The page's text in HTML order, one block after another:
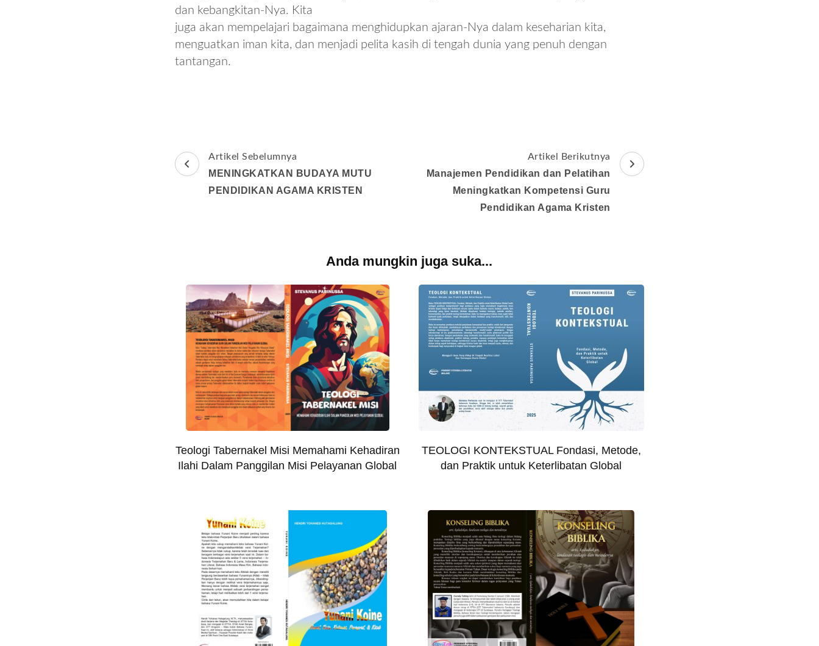
dan kebangkitan-Nya. Kita
juga akan mempelajari bagaimana menghidupkan ajaran-Nya dalam keseharian kita,
menguatkan iman kita, dan menjadi pelita kasih di tengah dunia yang penuh dengan
tantangan.
Navigasi
Artikel
Artikel Sebelumnya
MENINGKATKAN BUDAYA MUTU
PENDIDIKAN AGAMA KRISTEN
Artikel Berikutnya
Manajemen Pendidikan dan Pelatihan
Meningkatkan Kompetensi Guru
Pendidikan Agama Kristen
Anda mungkin juga suka...
Teologi Tabernakel Misi Memahami Kehadiran
Ilahi Dalam Panggilan Misi Pelayanan Global
TEOLOGI KONTEKSTUAL Fondasi, Metode,
dan Praktik untuk Keterlibatan Global